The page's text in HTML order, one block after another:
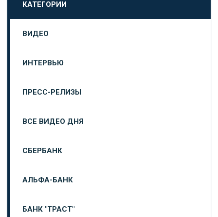
КАТЕГОРИИ
ВИДЕО
ИНТЕРВЬЮ
ПРЕСС-РЕЛИЗЫ
ВСЕ ВИДЕО ДНЯ
СБЕРБАНК
АЛЬФА-БАНК
БАНК "ТРАСТ"